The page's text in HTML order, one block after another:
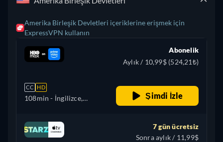
Amerika Birleşik Devletleri içeriklerine erişmek için
ExpressVPN kullanın
CC HD
108min - İngilizce,
Abonelik
Aylık / 10,99$ (524,21₺)
Şimdi İzle
7 gün ücretsiz
Sonra aylık / 11,99$